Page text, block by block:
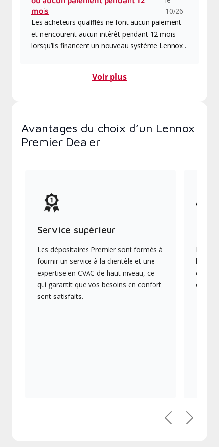
mois
10/26
Les acheteurs qualifiés ne font aucun paiement
et n’encourent aucun intérêt pendant 12 mois
lorsqu’ils financent un nouveau système Lennox .
Voir plus
Avantages du choix d’un Lennox
Premier Dealer
Service supérieur
Les dépositaires Premier sont formés à
fournir un service à la clientèle et une
expertise en CVAC de haut niveau, ce
qui garantit que vos besoins en confort
sont satisfaits.
Ils
les
en
PrécédentSuivant